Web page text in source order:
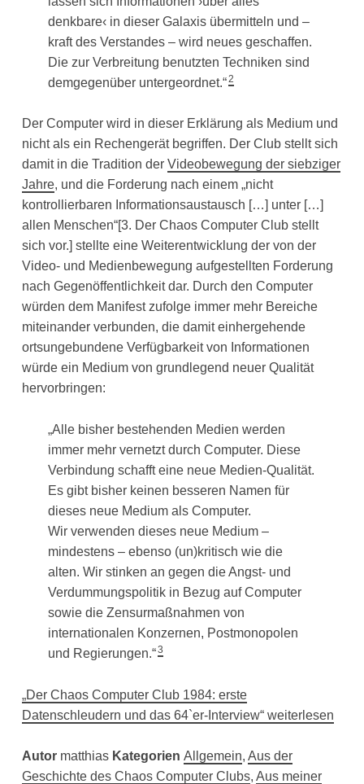
denkbare‹ in dieser Galaxis übermitteln und –
kraft des Verstandes – wird neues geschaffen.
Die zur Verbreitung benutzten Techniken sind
demgegenüber untergeordnet.“2
Der Computer wird in dieser Erklärung als Medium und
nicht als ein Rechengerät begriffen. Der Club stellt sich
damit in die Tradition der Videobewegung der siebziger
Jahre, und die Forderung nach einem „nicht
kontrollierbaren Informationsaustausch […] unter […]
allen Menschen“[3. Der Chaos Computer Club stellt
sich vor.] stellte eine Weiterentwicklung der von der
Video- und Medienbewegung aufgestellten Forderung
nach Gegenöffentlichkeit dar. Durch den Computer
würden dem Manifest zufolge immer mehr Bereiche
miteinander verbunden, die damit einhergehende
ortsungebundene Verfügbarkeit von Informationen
würde ein Medium von grundlegend neuer Qualität
hervorbringen:
„Alle bisher bestehenden Medien werden
immer mehr vernetzt durch Computer. Diese
Verbindung schafft eine neue Medien-Qualität.
Es gibt bisher keinen besseren Namen für
dieses neue Medium als Computer.
Wir verwenden dieses neue Medium –
mindestens – ebenso (un)kritisch wie die
alten. Wir stinken an gegen die Angst- und
Verdummungspolitik in Bezug auf Computer
sowie die Zensurmaßnahmen von
internationalen Konzernen, Postmonopolen
und Regierungen.“3
„Der Chaos Computer Club 1984: erste
Datenschleudern und das 64`er-Interview“ weiterlesen
Autor matthias Kategorien Allgemein, Aus der
Geschichte des Chaos Computer Clubs, Aus meiner